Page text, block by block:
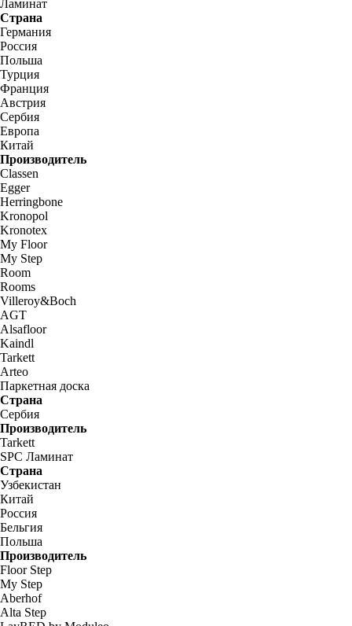
Ламинат
Страна
Германия
Россия
Польша
Турция
Франция
Австрия
Сербия
Европа
Китай
Производитель
Classen
Egger
Herringbone
Kronopol
Kronotex
My Floor
My Step
Room
Rooms
Villeroy&Boch
AGT
Alsafloor
Kaindl
Tarkett
Arteo
Паркетная доска
Страна
Сербия
Производитель
Tarkett
SPC Ламинат
Страна
Узбекистан
Китай
Россия
Бельгия
Польша
Производитель
Floor Step
My Step
Aberhof
Alta Step